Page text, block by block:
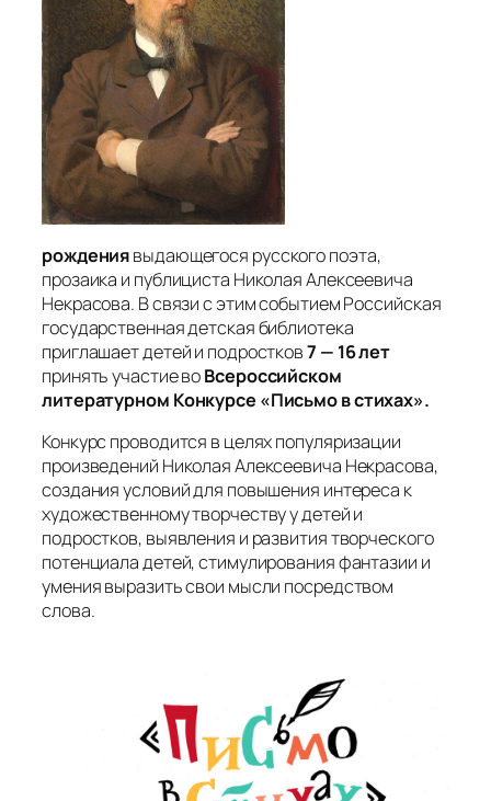
рождениявыдающегося русского поэта,
прозаика и публициста Николая Алексеевича
Некрасова. В связи с этим событием Российская
государственная детская библиотека
приглашает детей и подростков7 — 16 лет
принять участие воВсероссийском
литературном Конкурсе «Письмо в стихах».
Конкурс проводится в целях популяризации
произведений Николая Алексеевича Некрасова,
создания условий для повышения интереса к
художественному творчеству у детей и
подростков, выявления и развития творческого
потенциала детей, стимулирования фантазии и
умения выразить свои мысли посредством
слова.